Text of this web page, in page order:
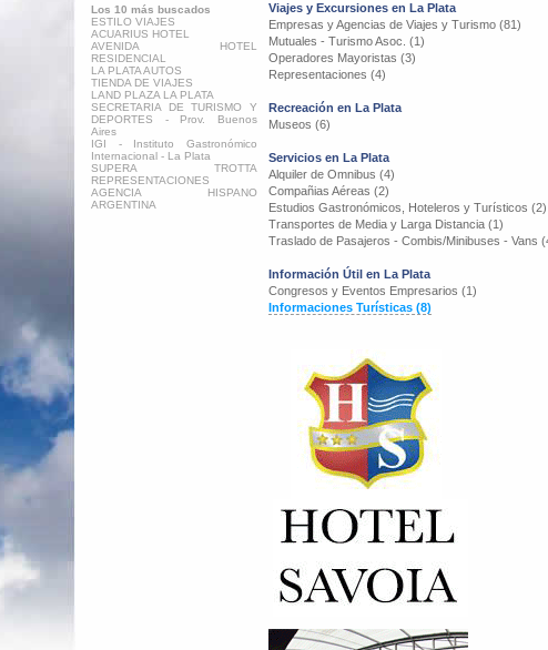
Los 10 más buscados
ESTILO VIAJES
ACUARIUS HOTEL
AVENIDA HOTEL
RESIDENCIAL
LA PLATA AUTOS
TIENDA DE VIAJES
LAND PLAZA LA PLATA
SECRETARIA DE TURISMO Y
DEPORTES - Prov. Buenos
Aires
IGI - Instituto Gastronómico
Internacional - La Plata
SUPERA TROTTA
REPRESENTACIONES
AGENCIA HISPANO
ARGENTINA
Viajes y Excursiones en La Plata
Empresas y Agencias de Viajes y Turismo (81)
Mutuales - Turismo Asoc. (1)
Operadores Mayoristas (3)
Representaciones (4)
Recreación en La Plata
Museos (6)
Servicios en La Plata
Alquiler de Omnibus (4)
Compañias Aéreas (2)
Estudios Gastronómicos, Hoteleros y Turísticos (2)
Transportes de Media y Larga Distancia (1)
Traslado de Pasajeros - Combis/Minibuses - Vans
Información Útil en La Plata
Congresos y Eventos Empresarios (1)
Informaciones Turísticas (8)